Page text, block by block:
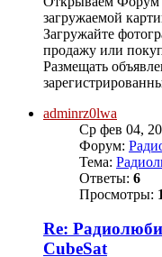
загружаемой
Загружайте
продажу или
Размещать
adminrz0lwa
Ср фев 04,
Форум:
Тема:
Ответы: 6
Просмотры:
Re:
CubeSat